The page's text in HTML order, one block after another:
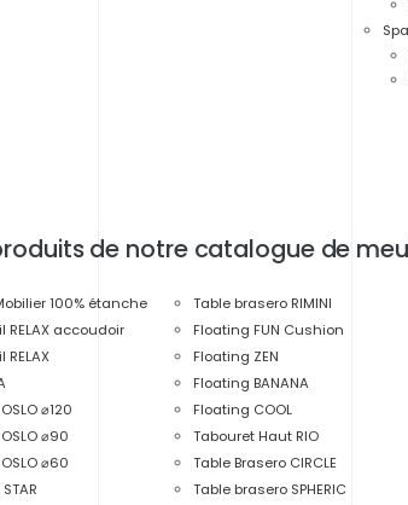
de notre catalogue de
100% étanche
RELAX accoudoir
⌀120
⌀90
⌀60
Table brasero RIMINI
Floating FUN Cushion
Floating ZEN
Floating BANANA
Floating COOL
Tabouret Haut RIO
Table Brasero CIRCLE
Table brasero SPHERIC